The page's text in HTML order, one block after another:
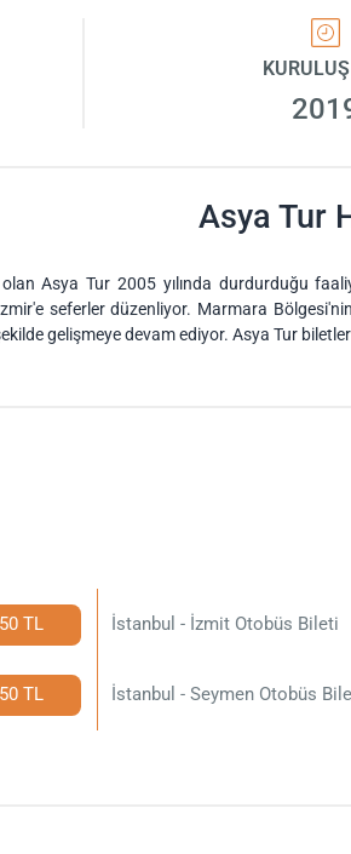
Asya Tur
olan Asya Tur 2005 yılında durdurduğu
seferler düzenliyor. Marmara
gelişmeye devam ediyor. Asya Tur
TL İstanbul - İzmit Otobüs Bileti
TL İstanbul - Seymen Otobüs